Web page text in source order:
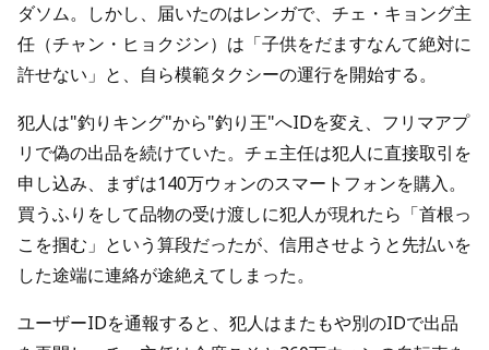
ダソム。しかし、届いたのはレンガで、チェ・キョング主
任（チャン・ヒョクジン）は「子供をだますなんて絶対に
許せない」と、自ら模範タクシーの運行を開始する。
犯人は"釣りキング"から"釣り王"へIDを変え、フリマアプ
リで偽の出品を続けていた。チェ主任は犯人に直接取引を
申し込み、まずは140万ウォンのスマートフォンを購入。
買うふりをして品物の受け渡しに犯人が現れたら「首根っ
こを掴む」という算段だったが、信用させようと先払いを
した途端に連絡が途絶えてしまった。
ユーザーIDを通報すると、犯人はまたもや別のIDで出品